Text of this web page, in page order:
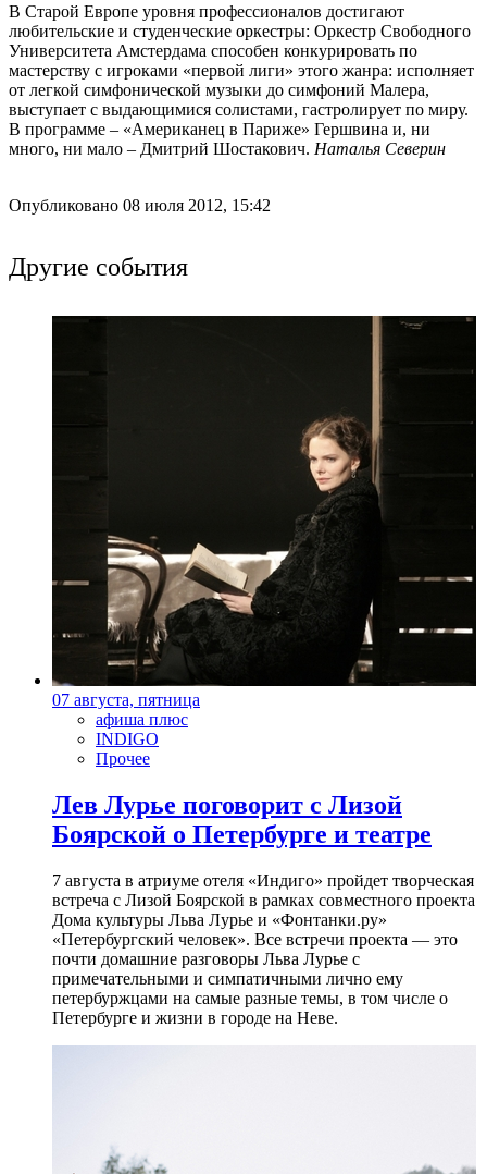
В Старой Европе уровня профессионалов достигают
любительские и студенческие оркестры: Оркестр Свободного
Университета Амстердама способен конкурировать по
мастерству с игроками «первой лиги» этого жанра: исполняет
от легкой симфонической музыки до симфоний Малера,
выступает с выдающимися солистами, гастролирует по миру.
В программе – «Американец в Париже» Гершвина и, ни
много, ни мало – Дмитрий Шостакович. Наталья Северин
Опубликовано 08 июля 2012, 15:42
Другие события
07 августа, пятница
афиша плюс
INDIGO
Прочее
Лев Лурье поговорит с Лизой
Боярской о Петербурге и театре
7 августа в атриуме отеля «Индиго» пройдет творческая
встреча с Лизой Боярской в рамках совместного проекта
Дома культуры Льва Лурье и «Фонтанки.ру»
«Петербургский человек». Все встречи проекта — это
почти домашние разговоры Льва Лурье с
примечательными и симпатичными лично ему
петербуржцами на самые разные темы, в том числе о
Петербурге и жизни в городе на Неве.